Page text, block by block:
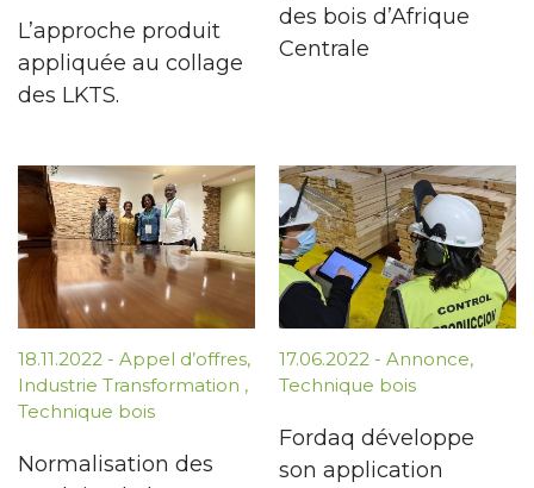
L’approche produit
appliquée au collage
des LKTS.
des bois d’Afrique
Centrale
18.11.2022 - Appel d’offres,
Industrie Transformation ,
Technique bois
Normalisation des
17.06.2022 - Annonce,
Technique bois
Fordaq développe
son application